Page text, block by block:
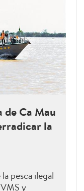
Ca Mau
la
pesca ilegal
y